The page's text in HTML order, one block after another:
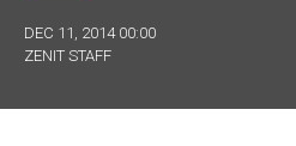
DEC 11, 2014 00:00
ZENIT STAFF